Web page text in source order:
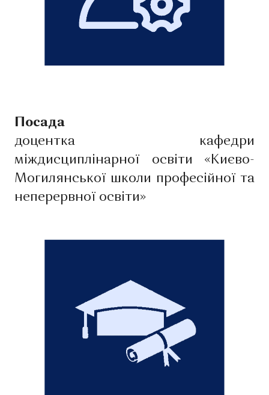
Посада
доцентка кафедри
міждисциплінарної освіти «Києво-
Могилянської школи професійної та
неперервної освіти»